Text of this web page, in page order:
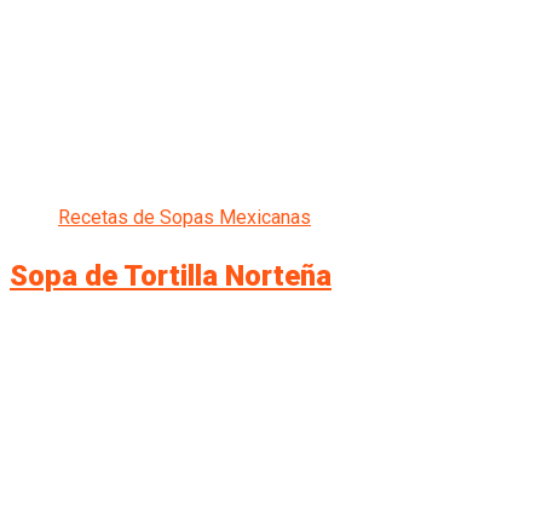
Recetas de Sopas Mexicanas
Sopa de Tortilla Norteña